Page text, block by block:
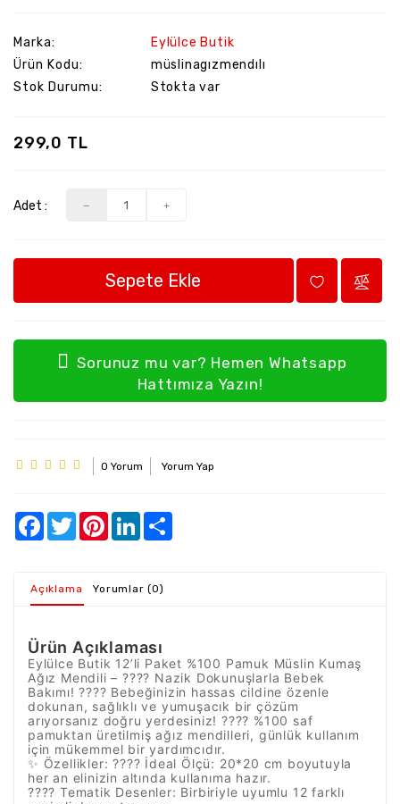
Marka:
Eylülce Butik
Ürün Kodu:
müslinagızmendılı
Stok Durumu:
Stokta var
299,0 TL
Adet :
Sepete Ekle
Sorunuz mu var? Hemen Whatsapp
Hattımıza Yazın!
0 Yorum Yorum Yap
Açıklama Yorumlar (0)
Ürün Açıklaması
Eylülce Butik 12’li Paket %100 Pamuk Müslin Kumaş
Ağız Mendili – ???? Nazik Dokunuşlarla Bebek
Bakımı! ???? Bebeğinizin hassas cildine özenle
dokunan, sağlıklı ve yumuşacık bir çözüm
arıyorsanız doğru yerdesiniz! ???? %100 saf
pamuktan üretilmiş ağız mendilleri, günlük kullanım
için mükemmel bir yardımcıdır.
✨ Özellikler: ???? İdeal Ölçü: 20*20 cm boyutuyla
her an elinizin altında kullanıma hazır.
???? Tematik Desenler: Birbiriyle uyumlu 12 farklı